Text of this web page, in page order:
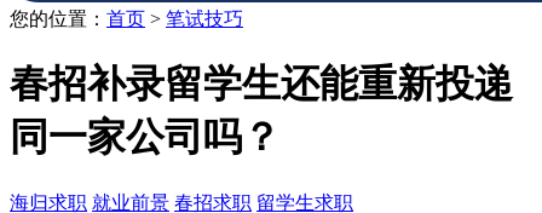
您的位置： 首页 > 笔试技巧
春招补录留学生还能重新投递
同一家公司吗？
海归求职 就业前景 春招求职 留学生求职